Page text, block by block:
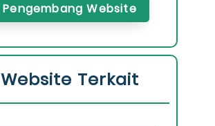
Pengembang Website
Website Terkait